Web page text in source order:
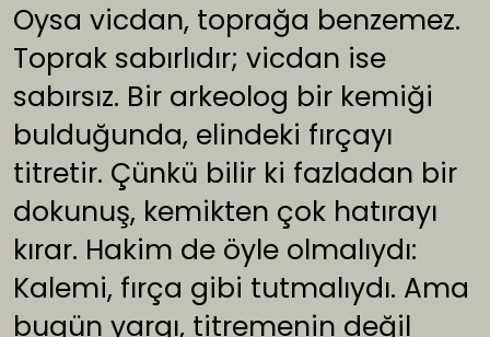
Oysa vicdan, toprağa benzemez.
Toprak sabırlıdır; vicdan ise
sabırsız. Bir arkeolog bir kemiği
bulduğunda, elindeki fırçayı
titretir. Çünkü bilir ki fazladan bir
dokunuş, kemikten çok hatırayı
kırar. Hakim de öyle olmalıydı:
Kalemi, fırça gibi tutmalıydı. Ama
bugün yargı, titremenin değil